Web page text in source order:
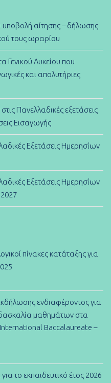
υποβολή αίτησης – δήλωσης
τους ωραρίου
Γενικού Λυκείου που
και απολυτήριες
Πανελλαδικές εξετάσεις
Εισαγωγής
Εξετάσεις Ημερησίων
Εξετάσεις Ημερησίων
πίνακες κατάταξης για
ενδιαφέροντος για
μαθημάτων στα
Baccalaureate –
το εκπαιδευτικό έτος 2026